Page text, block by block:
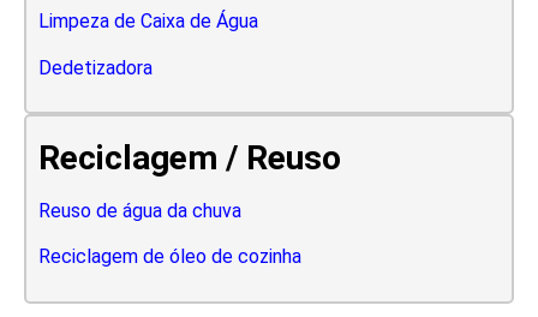
Limpeza de Caixa de Água
Dedetizadora
Reciclagem / Reuso
Reuso de água da chuva
Reciclagem de óleo de cozinha